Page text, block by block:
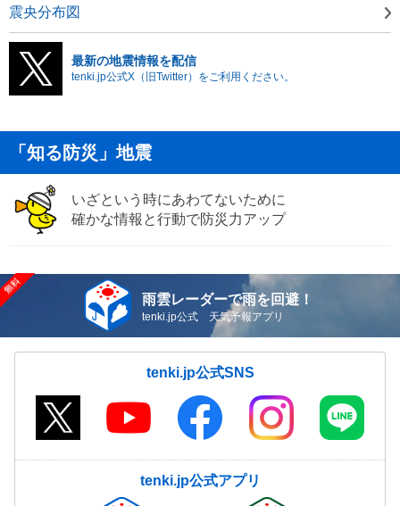
震央分布図
最新の地震情報を配信
tenki.jp公式X（旧Twitter）をご利用ください。
「知る防災」地震
いざという時にあわてないために
確かな情報と行動で防災力アップ
雨雲レーダーで雨を回避！
tenki.jp公式 天気予報アプリ
tenki.jp公式SNS
tenki.jp公式アプリ